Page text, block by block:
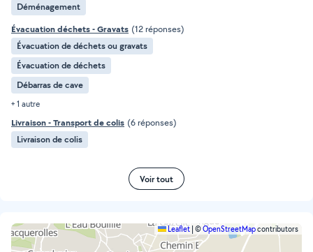
Déménagement
Évacuation déchets - Gravats (12 réponses)
Évacuation de déchets ou gravats
Évacuation de déchets
Débarras de cave
+ 1 autre
Livraison - Transport de colis (6 réponses)
Livraison de colis
Voir tout
Leaflet ©OpenStreetMapcontributors